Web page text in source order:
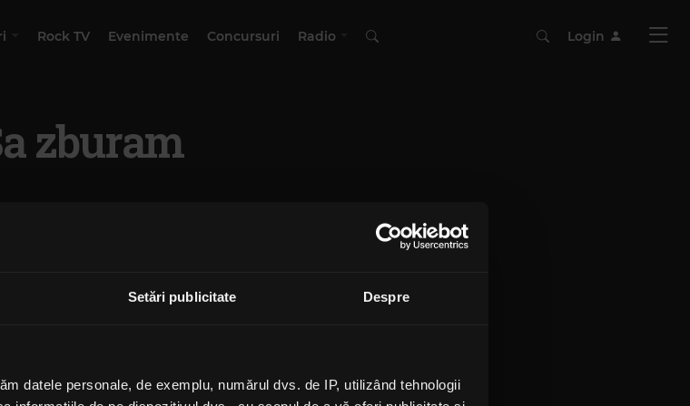
Setări publicitate Despre
datele personale, de exemplu, numărul dvs. de IP, utilizând tehnologii
Rock TV Evenimente Concursuri Radio Login
zburam